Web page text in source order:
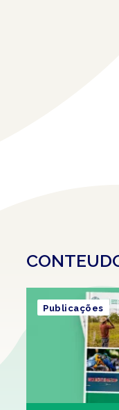
Publicações